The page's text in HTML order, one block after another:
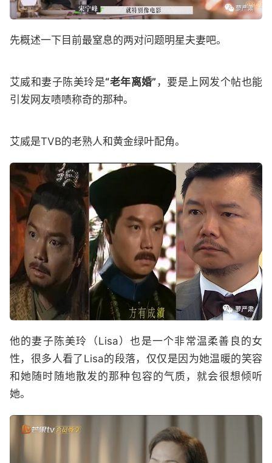
先概述一下目前最窒息的两对问题明星夫妻吧。
艾威和妻子陈美玲是“老年离婚” ，要是上网发个帖也能
引发网友啧啧称奇的那种。
艾威是TVB的老熟人和黄金绿叶配角。
他的妻子陈美玲（Lisa）也是一个非常温柔善良的女
性，很多人看了Lisa的段落，仅仅是因为她温暖的笑容
和她随时随地散发的那种包容的气质，就会很想倾听
她。